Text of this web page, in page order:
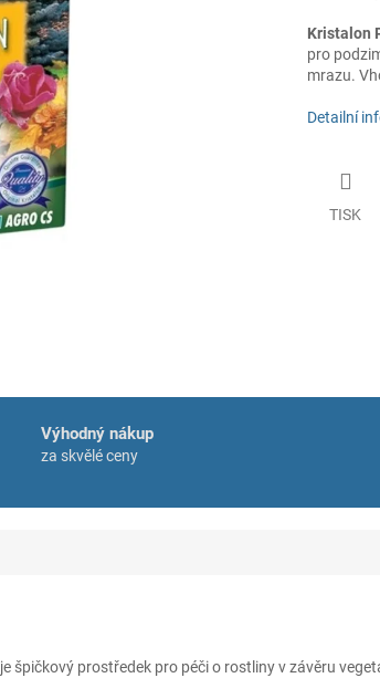
Kristalon
pro
mrazu.
Detailní
TISK
Výhodný nákup
za skvělé ceny
je špičkový prostředek pro péči o rostliny v závěru